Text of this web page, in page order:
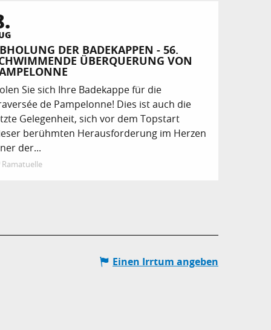
DER BADEKAPPEN - 56.
ÜBERQUERUNG VON
Sie sich Ihre Badekappe für die
de Pampelonne! Dies ist auch die
Gelegenheit, sich vor dem Topstart
berühmten Herausforderung im Herzen
der...
Ramatuelle
Einen Irrtum angeben